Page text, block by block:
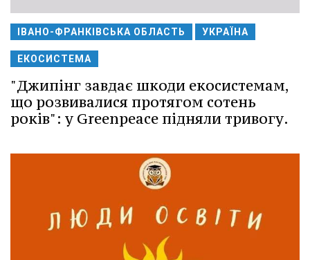
ІВАНО-ФРАНКІВСЬКА ОБЛАСТЬ УКРАЇНА
ЕКОСИСТЕМА
"Джипінг завдає шкоди екосистемам,
що розвивалися протягом сотень
років": у Greenpeace підняли тривогу.